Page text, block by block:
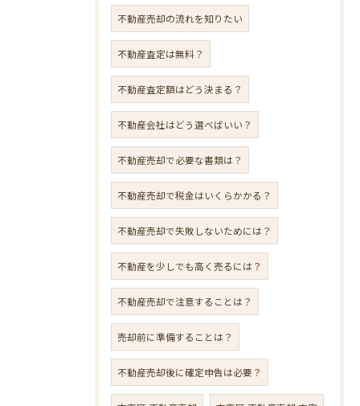
不動産売却の流れを知りたい
不動産査定は無料？
不動産査定額はどう決まる？
不動産会社はどう選べばいい？
不動産売却で必要な書類は？
不動産売却で税金はいくらかかる？
不動産売却で失敗しないためには？
不動産を少しでも高く売るには？
不動産売却で注意することは？
売却前に準備することは？
不動産売却後に確定申告は必要？